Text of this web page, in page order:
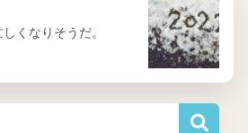
くなりそうだ。